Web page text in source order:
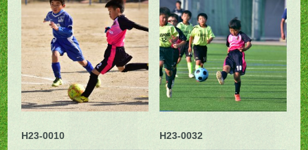
H23-0010 H23-0032